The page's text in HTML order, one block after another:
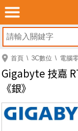
首頁 3C數位 電腦
Gigabyte 技嘉
《銀》